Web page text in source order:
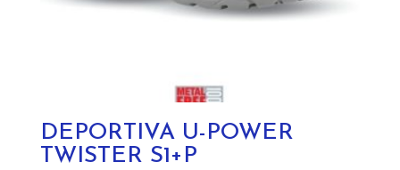
DEPORTIVA U-POWER
TWISTER S1+P